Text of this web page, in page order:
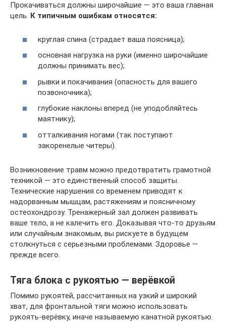
Прокачиваться должны широчайшие — это ваша главная
цель. К типичным ошибкам относятся:
круглая спина (страдает ваша поясница);
основная нагрузка на руки (именно широчайшие
должны принимать вес);
рывки и покачивания (опасность для вашего
позвоночника);
глубокие наклоны вперед (не уподобляйтесь
маятнику);
отталкивания ногами (так поступают
закоренелые читеры).
Возникновение травм можно предотвратить грамотной
техникой — это единственный способ защиты.
Технические нарушения со временем приводят к
надорванным мышцам, растяжениям и поясничному
остеохондрозу. Тренажерный зал должен развивать
ваше тело, а не калечить его. Доказывая что-то друзьям
или случайным знакомым, вы рискуете в будущем
столкнуться с серьезными проблемами. Здоровье —
прежде всего.
Тяга блока с рукоятью — верёвкой
Помимо рукоятей, рассчитанных на узкий и широкий
хват, для фронтальной тяги можно использовать
рукоять-верёвку, иначе называемую канатной рукоятью.